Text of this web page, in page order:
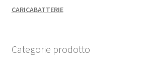
CARICABATTERIE
Categorie prodotto